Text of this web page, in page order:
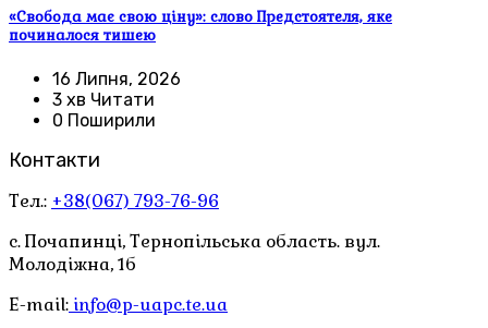
«Свобода має свою ціну»: слово Предстоятеля, яке
починалося тишею
16 Липня, 2026
3 хв Читати
0 Поширили
Контакти
Тел.: +38(067) 793-76-96
с. Почапинці, Тернопільська область. вул.
Молодіжна, 1б
E-mail: info@p-uapc.te.ua